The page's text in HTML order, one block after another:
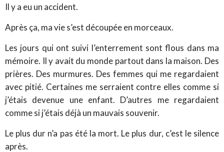
Il y a eu un accident.
Après ça, ma vie s’est découpée en morceaux.
Les jours qui ont suivi l’enterrement sont flous dans ma
mémoire. Il y avait du monde partout dans la maison. Des
prières. Des murmures. Des femmes qui me regardaient
avec pitié. Certaines me serraient contre elles comme si
j’étais devenue une enfant. D’autres me regardaient
comme si j’étais déjà un mauvais souvenir.
Le plus dur n’a pas été la mort. Le plus dur, c’est le silence
après.